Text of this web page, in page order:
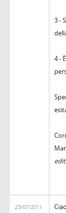
3 -
4 -
23/07/2011